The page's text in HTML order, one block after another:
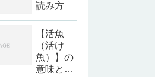
読み方
【活魚
（活け
魚）】の
意味と読